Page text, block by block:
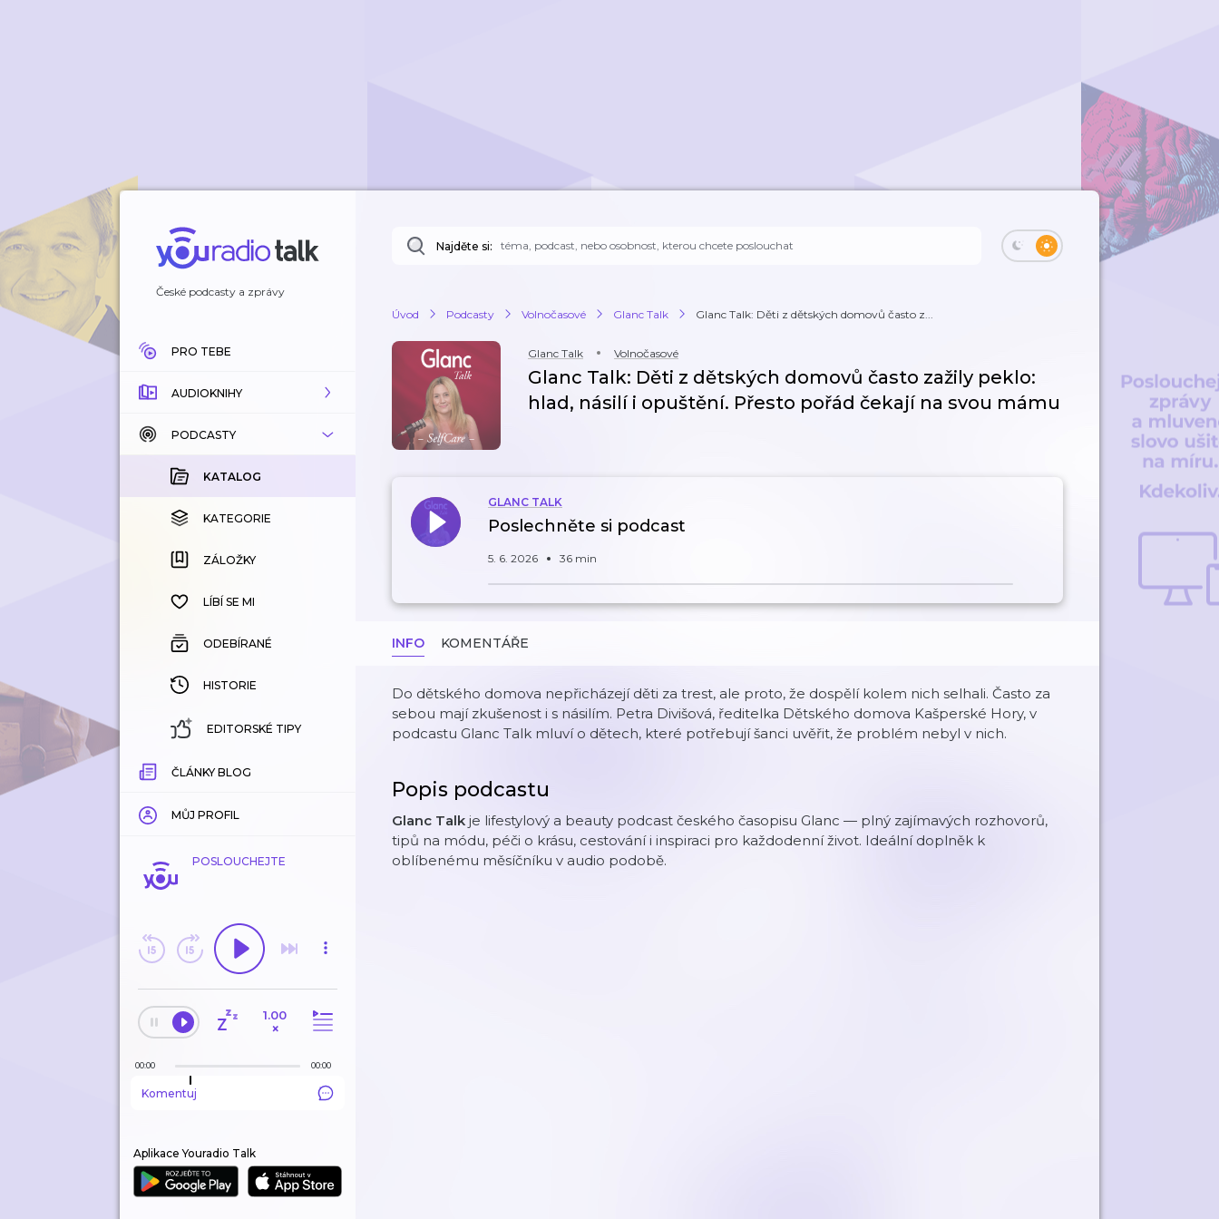
České podcasty a zprávy
PRO TEBE
AUDIOKNIHY
KATALOG
KOUPENÉ
KATEGORIE
ZÁLOŽKY
HISTORIE
PODCASTY
KATALOG
KATEGORIE
ZÁLOŽKY
LÍBÍ SE MI
ODEBÍRANÉ
HISTORIE
EDITORSKÉ TIPY
ČLÁNKY BLOG
MŮJ PROFIL
POSLOUCHEJTE
1.00
×
00:00 00:00
Komentuj
Aplikace Youradio Talk
Najděte si:
Úvod Podcasty Volnočasové Glanc Talk Glanc Talk: Děti z dětských domovů často z...
Glanc Talk Volnočasové
Glanc Talk: Děti z dětských domovů často zažily peklo:
hlad, násilí i opuštění. Přesto pořád čekají na svou mámu
GLANC TALK
Poslechněte si podcast
5. 6. 2026 36 min
INFO KOMENTÁŘE
Do dětského domova nepřicházejí děti za trest, ale proto, že dospělí kolem nich selhali. Často za
sebou mají zkušenost i s násilím. Petra Divišová, ředitelka Dětského domova Kašperské Hory, v
podcastu Glanc Talk mluví o dětech, které potřebují šanci uvěřit, že problém nebyl v nich.
Popis podcastu
Glanc Talk je lifestylový a beauty podcast českého časopisu Glanc — plný zajímavých rozhovorů,
tipů na módu, péči o krásu, cestování i inspiraci pro každodenní život. Ideální doplněk k
oblíbenému měsíčníku v audio podobě.